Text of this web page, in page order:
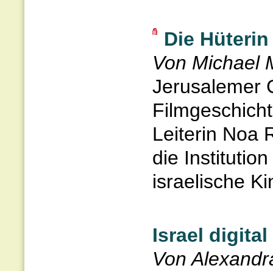
Die
Von Michael
Jerusalemer
Leiterin Noa
die
israelische
Israel digital
Von